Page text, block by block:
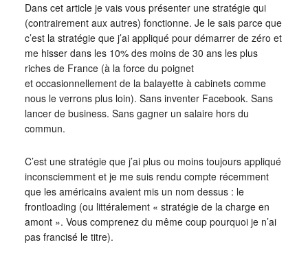
Dans cet article je vais vous présenter une stratégie qui
(contrairement aux autres) fonctionne. Je le sais parce que
c’est la stratégie que j’ai appliqué pour démarrer de zéro et
me hisser dans les 10% des moins de 30 ans les plus
riches de France (à la force du poignet
et occasionnellement de la balayette à cabinets comme
nous le verrons plus loin). Sans inventer Facebook. Sans
lancer de business. Sans gagner un salaire hors du
commun.
C’est une stratégie que j’ai plus ou moins toujours appliqué
inconsciemment et je me suis rendu compte récemment
que les américains avaient mis un nom dessus : le
frontloading (ou littéralement « stratégie de la charge en
amont ». Vous comprenez du même coup pourquoi je n’ai
pas francisé le titre).